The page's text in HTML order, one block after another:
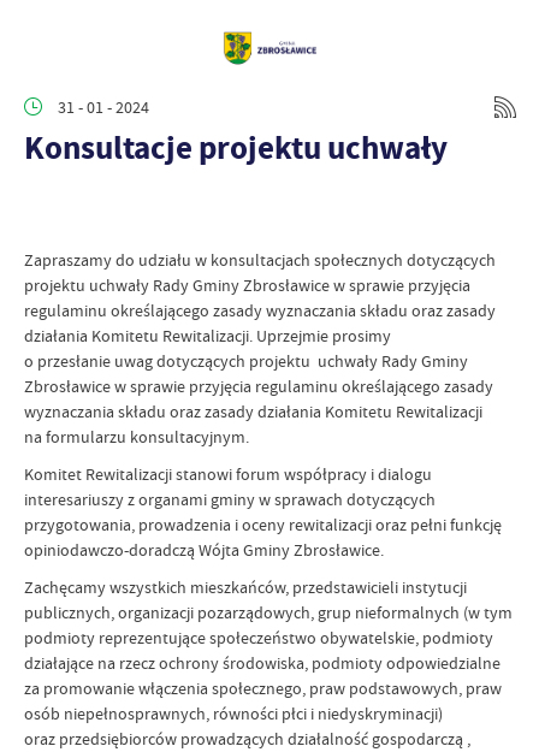
31 - 01 - 2024
Konsultacje projektu uchwały
Zapraszamy do udziału w konsultacjach społecznych dotyczących
projektu uchwały Rady Gminy Zbrosławice w sprawie przyjęcia
regulaminu określającego zasady wyznaczania składu oraz zasady
działania Komitetu Rewitalizacji. Uprzejmie prosimy
o przesłanie uwag dotyczących projektu uchwały Rady Gminy
Zbrosławice w sprawie przyjęcia regulaminu określającego zasady
wyznaczania składu oraz zasady działania Komitetu Rewitalizacji
na formularzu konsultacyjnym.
Komitet Rewitalizacji stanowi forum współpracy i dialogu
interesariuszy z organami gminy w sprawach dotyczących
przygotowania, prowadzenia i oceny rewitalizacji oraz pełni funkcję
opiniodawczo-doradczą Wójta Gminy Zbrosławice.
Zachęcamy wszystkich mieszkańców, przedstawicieli instytucji
publicznych, organizacji pozarządowych, grup nieformalnych (w tym
podmioty reprezentujące społeczeństwo obywatelskie, podmioty
działające na rzecz ochrony środowiska, podmioty odpowiedzialne
za promowanie włączenia społecznego, praw podstawowych, praw
osób niepełnosprawnych, równości płci i niedyskryminacji)
oraz przedsiębiorców prowadzących działalność gospodarczą ,